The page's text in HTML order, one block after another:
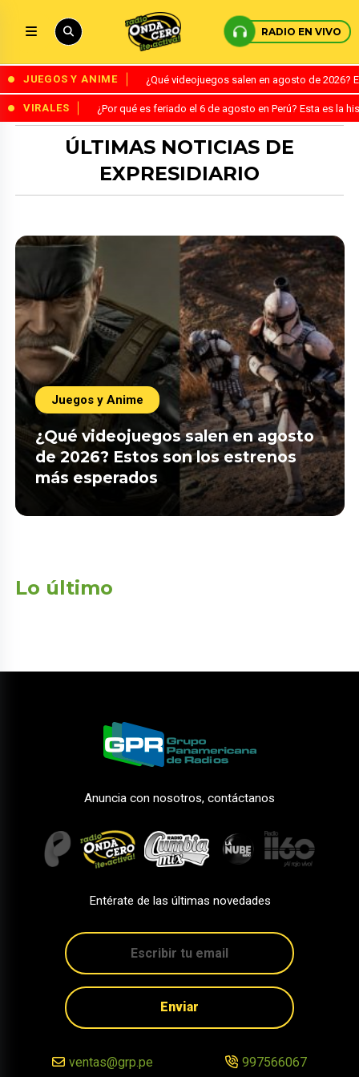
RADIO EN VIVO
JUEGOS Y ANIME ¿Qué videojuegos salen en agosto de
VIRALES ¿Por qué es feriado el 6 de agosto en Perú? Esta es la
ÚLTIMAS NOTICIAS DE
EXPRESIDIARIO
Juegos y Anime
¿Qué videojuegos salen en agosto
de 2026? Estos son los estrenos
más esperados
Lo último
Anuncia con nosotros, contáctanos
Entérate de las últimas novedades
Enviar
ventas@grp.pe 997566067